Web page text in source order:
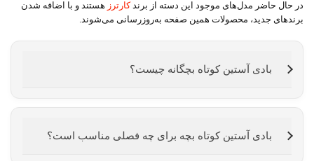
در حال حاضر مدل‌های موجود این دسته از برندکارترز هستند و با اضافه شدن
برندهای جدید، محصولات همین صفحه به‌روزرسانی می‌شوند.
بادی آستین کوتاه بچگانه چیست؟
بادی آستین کوتاه بچه برای چه فصلی مناسب است؟